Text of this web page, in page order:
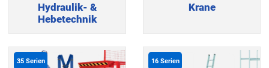
Hydraulik- &
Hebetechnik
Krane
35 Serien 16 Serien